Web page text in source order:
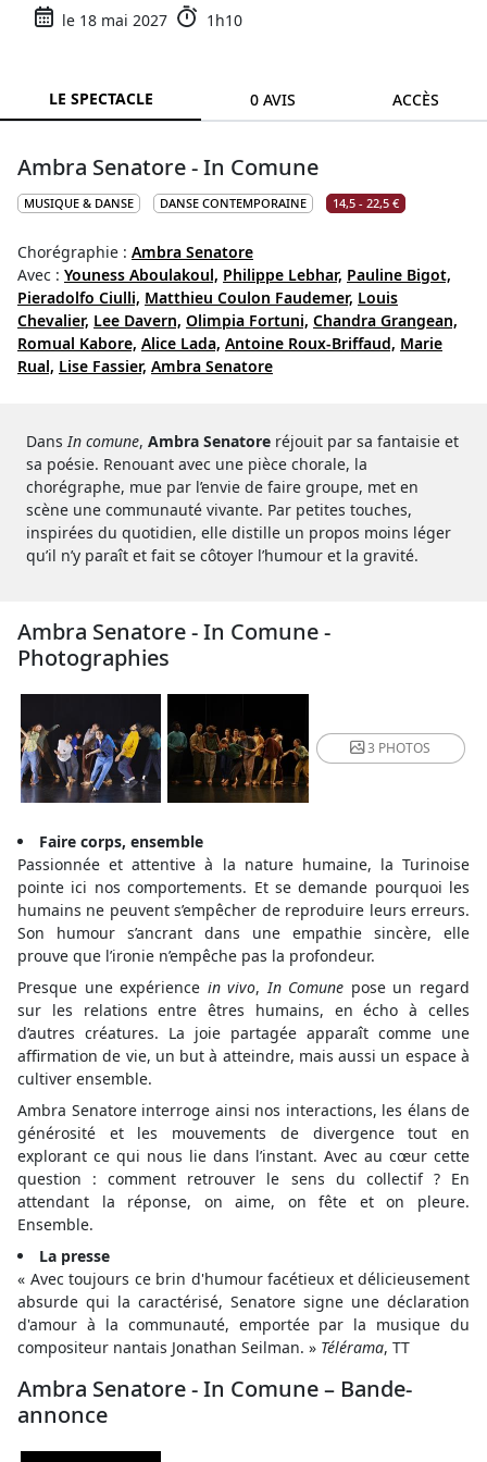
le 18 mai 2027 1h10
LE SPECTACLE 0 AVIS ACCÈS
Ambra Senatore - In Comune
MUSIQUE & DANSE DANSE CONTEMPORAINE 14,5 - 22,5 €
Chorégraphie : Ambra Senatore
Avec : Youness Aboulakoul, Philippe Lebhar, Pauline Bigot,
Pieradolfo Ciulli, Matthieu Coulon Faudemer, Louis
Chevalier, Lee Davern, Olimpia Fortuni, Chandra Grangean,
Romual Kabore, Alice Lada, Antoine Roux-Briffaud, Marie
Rual, Lise Fassier, Ambra Senatore
Dans In comune, Ambra Senatore réjouit par sa fantaisie et
sa poésie. Renouant avec une pièce chorale, la
chorégraphe, mue par l’envie de faire groupe, met en
scène une communauté vivante. Par petites touches,
inspirées du quotidien, elle distille un propos moins léger
qu’il n’y paraît et fait se côtoyer l’humour et la gravité.
Ambra Senatore - In Comune -
Photographies
3 PHOTOS
Faire corps, ensemble
Passionnée et attentive à la nature humaine, la Turinoise
pointe ici nos comportements. Et se demande pourquoi les
humains ne peuvent s’empêcher de reproduire leurs erreurs.
Son humour s’ancrant dans une empathie sincère, elle
prouve que l’ironie n’empêche pas la profondeur.
Presque une expérience in vivo,In Comune pose un regard
sur les relations entre êtres humains, en écho à celles
d’autres créatures. La joie partagée apparaît comme une
affirmation de vie, un but à atteindre, mais aussi un espace à
cultiver ensemble.
Ambra Senatore interroge ainsi nos interactions, les élans de
générosité et les mouvements de divergence tout en
explorant ce qui nous lie dans l’instant. Avec au cœur cette
question : comment retrouver le sens du collectif ? En
attendant la réponse, on aime, on fête et on pleure.
Ensemble.
La presse
« Avec toujours ce brin d'humour facétieux et délicieusement
absurde qui la caractérisé, Senatore signe une déclaration
d'amour à la communauté, emportée par la musique du
compositeur nantais Jonathan Seilman. » Télérama, TT
Ambra Senatore - In Comune – Bande-
annonce